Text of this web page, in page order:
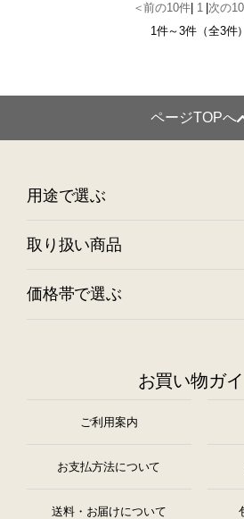
＜前の10件| 1| 次の
1件～3件（全3件）
ページTOPへ
用途で選ぶ
取り扱い商品
価格帯で選ぶ
お買い物ガ
ご利用案内
お支払方法について
送料・お届けについて